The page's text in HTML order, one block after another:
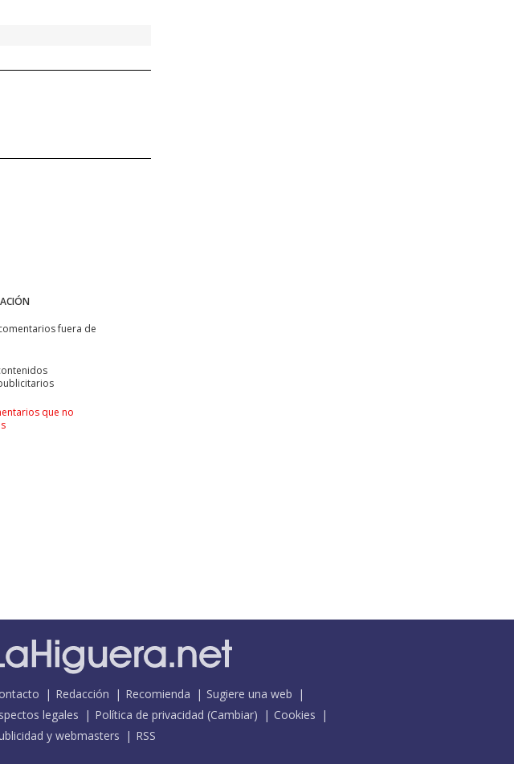
fuera de
que no
Redacción Recomienda
Sugiere una web
legales
Política de privacidad (Cambiar)
Cookies
y webmasters
RSS